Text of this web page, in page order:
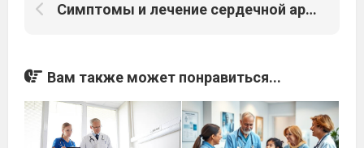
Симптомы и лечение сердечной аритмии
Вам также может понравиться...